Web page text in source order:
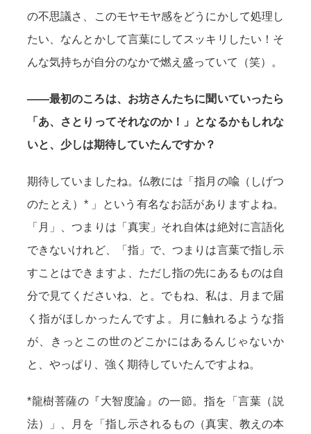
の不思議さ、このモヤモヤ感をどうにかして処理し
たい、なんとかして言葉にしてスッキリしたい！そ
んな気持ちが自分のなかで燃え盛っていて（笑）。
——最初のころは、お坊さんたちに聞いていったら
「あ、さとりってそれなのか！」となるかもしれな
いと、少しは期待していたんですか？
期待していましたね。仏教には「指月の喩（しげつ
のたとえ）* 」という有名なお話がありますよね。
「月」、つまりは「真実」それ自体は絶対に言語化
できないけれど、「指」で、つまりは言葉で指し示
すことはできますよ、ただし指の先にあるものは自
分で見てくださいね、と。でもね、私は、月まで届
く指がほしかったんですよ。月に触れるような指
が、きっとこの世のどこかにはあるんじゃないか
と、やっぱり、強く期待していたんですよね。
*龍樹菩薩の『大智度論』の一節。指を「言葉（説
法）」、月を「指し示されるもの（真実、教えの本